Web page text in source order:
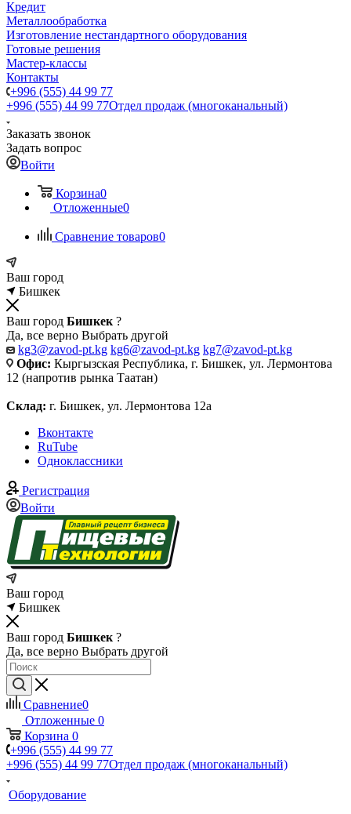
Кредит
Металлообработка
Изготовление нестандартного оборудования
Готовые решения
Мастер-классы
Контакты
+996 (555) 44 99 77
+996 (555) 44 99 77Отдел продаж (многоканальный)
Заказать звонок
Задать вопрос
Войти
Корзина0
Отложенные0
Сравнение товаров0
Ваш город
Бишкек
Ваш город Бишкек ?
Да, все верно Выбрать другой
kg3@zavod-pt.kg kg6@zavod-pt.kg kg7@zavod-pt.kg
Офис: Кыргызская Республика, г. Бишкек, ул. Лермонтова
12 (напротив рынка Таатан)
Склад: г. Бишкек, ул. Лермонтова 12а
Вконтакте
RuTube
Одноклассники
Регистрация
Войти
Ваш город
Бишкек
Ваш город Бишкек ?
Да, все верно Выбрать другой
Сравнение0
Отложенные 0
Корзина 0
+996 (555) 44 99 77
+996 (555) 44 99 77Отдел продаж (многоканальный)
Оборудование